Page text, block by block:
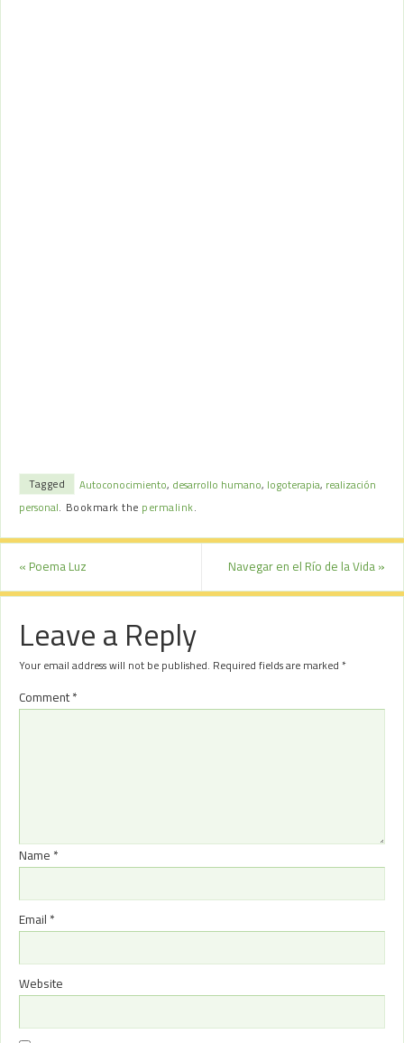
Tagged Autoconocimiento, desarrollo humano, logoterapia, realización
personal. Bookmark the permalink.
« Poema Luz Navegar en el Río de la Vida »
Leave a Reply
Your email address will not be published. Required fields are marked*
Comment*
Name *
Email *
Website